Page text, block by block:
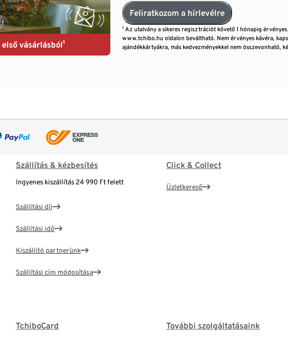
vásárlásból¹
Feliratkozom a hírlevélre
¹ Az utalvány a sikeres regisztrációt követő 1 hónapig
www.tchibo.hu oldalon beváltható. Nem érvényes kávéra,
ajándékkártyákra, más kedvezményekkel nem összevonható,
Szállítás & kézbesítés
Ingyenes kiszállítás 24 990 Ft felett
Szállítási díj
Szállítási idő
Kiszállító partnerünk
Szállítási cím módosítása
Click & Collect
Üzletkereső
TchiboCard További szolgáltatásaink